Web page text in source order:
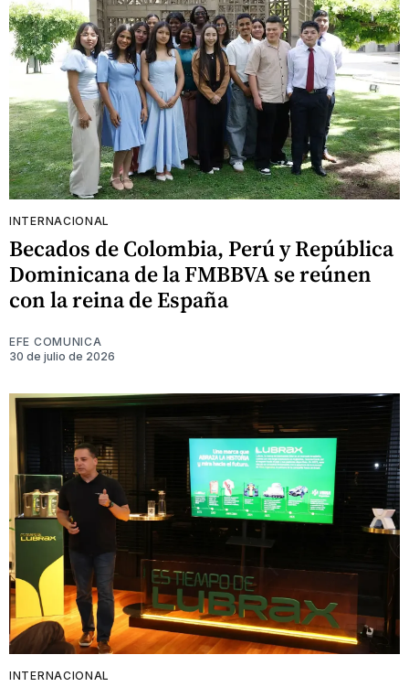
INTERNACIONAL
Becados de Colombia, Perú y República
Dominicana de la FMBBVA se reúnen
con la reina de España
EFE COMUNICA
30 de julio de 2026
INTERNACIONAL